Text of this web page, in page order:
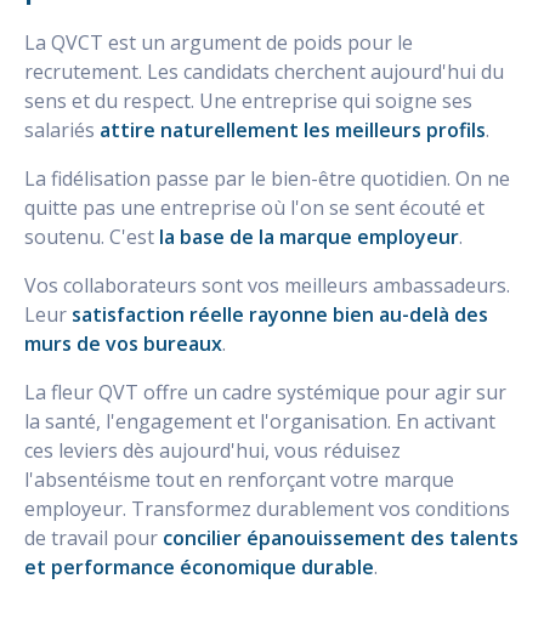
La QVCT est un argument de poids pour le
recrutement. Les candidats cherchent aujourd'hui du
sens et du respect. Une entreprise qui soigne ses
salariés attire naturellement les meilleurs profils.
La fidélisation passe par le bien-être quotidien. On ne
quitte pas une entreprise où l'on se sent écouté et
soutenu. C'est la base de la marque employeur.
Vos collaborateurs sont vos meilleurs ambassadeurs.
Leur satisfaction réelle rayonne bien au-delà des
murs de vos bureaux.
La fleur QVT offre un cadre systémique pour agir sur
la santé, l'engagement et l'organisation. En activant
ces leviers dès aujourd'hui, vous réduisez
l'absentéisme tout en renforçant votre marque
employeur. Transformez durablement vos conditions
de travail pour concilier épanouissement des talents
et performance économique durable.